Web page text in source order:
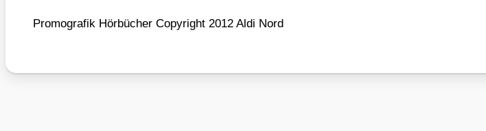
Pro­mo­gra­fik Hör­bü­cher Copy­right 2012 Aldi Nord